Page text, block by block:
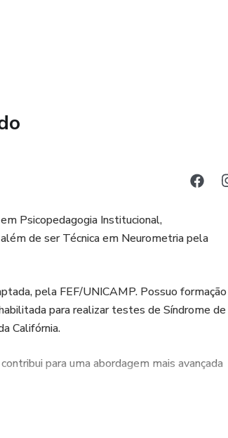
Psicopedagogia Institucional,
de ser Técnica em Neurometria pela
pela FEF/UNICAMP. Possuo formação
para realizar testes de Síndrome de
Califórnia.
para uma abordagem mais avançada